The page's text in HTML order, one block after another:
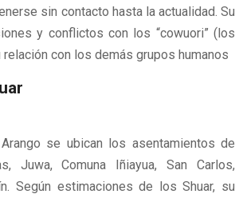
sin contacto hasta la actualidad. Su
y conflictos con los “cowuori” (los
con los demás grupos humanos
se ubican los asentamientos de
Juwa, Comuna Iñiayua, San Carlos,
Según estimaciones de los Shuar, su